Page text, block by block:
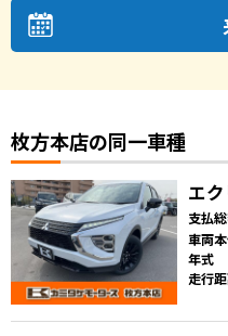
枚方本店の同一車種
エ
支払
車両
年式
走行